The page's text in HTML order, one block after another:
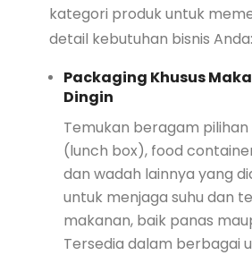
kategori produk untuk
detail kebutuhan bisnis Anda:
Packaging Khusus
Dingin
Temukan beragam
(lunch box), food
dan wadah lainnya yang
untuk menjaga suhu dan
makanan, baik panas
Tersedia dalam berbagai